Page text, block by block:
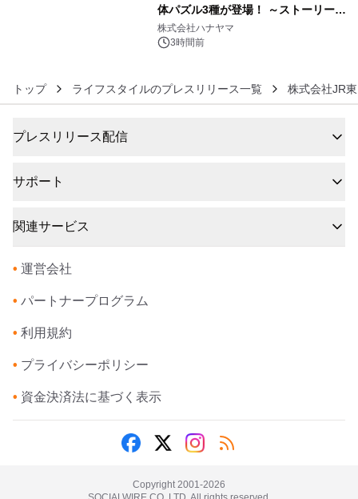
体パズル3種が登場！ ～ストーリーと
ギミックが融合した 大人の体験型パズ
ルが8月7日(金)12時より先行予約受付
株式会社ハナヤマ
3時間前
トップ ライフスタイルのプレスリリース一覧 株式会社JR
プレスリリース配信
サポート
関連サービス
• 運営会社
• パートナープログラム
• 利用規約
• プライバシーポリシー
• 資金決済法に基づく表示
Copyright 2001-2026